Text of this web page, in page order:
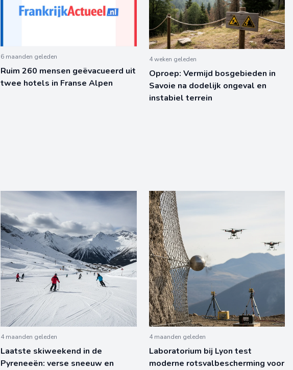
6 maanden geleden
Ruim 260 mensen geëvacueerd uit
twee hotels in Franse Alpen
4 weken geleden
Oproep: Vermijd bosgebieden in
Savoie na dodelijk ongeval en
instabiel terrein
4 maanden geleden
Laatste skiweekend in de
Pyreneeën: verse sneeuw en
4 maanden geleden
Laboratorium bij Lyon test
moderne rotsvalbescherming voor